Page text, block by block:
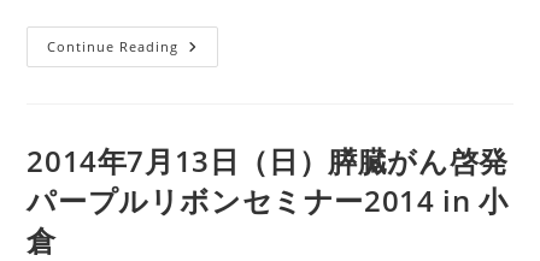
Continue Reading 2014
年
（土）
膵
が
ん
2014年7月13日（日）膵臓がん啓発
パープルリボンセミナー2014 in 小
倉